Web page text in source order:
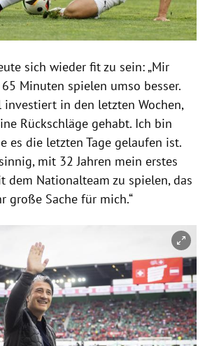
sich wieder fit zu sein: „Mir
Minuten spielen umso besser.
investiert in den letzten Wochen,
Rückschläge gehabt. Ich bin
es die letzten Tage gelaufen ist.
mit 32 Jahren mein erstes
dem Nationalteam zu spielen, das
große Sache für mich.“
öffnen/schließen